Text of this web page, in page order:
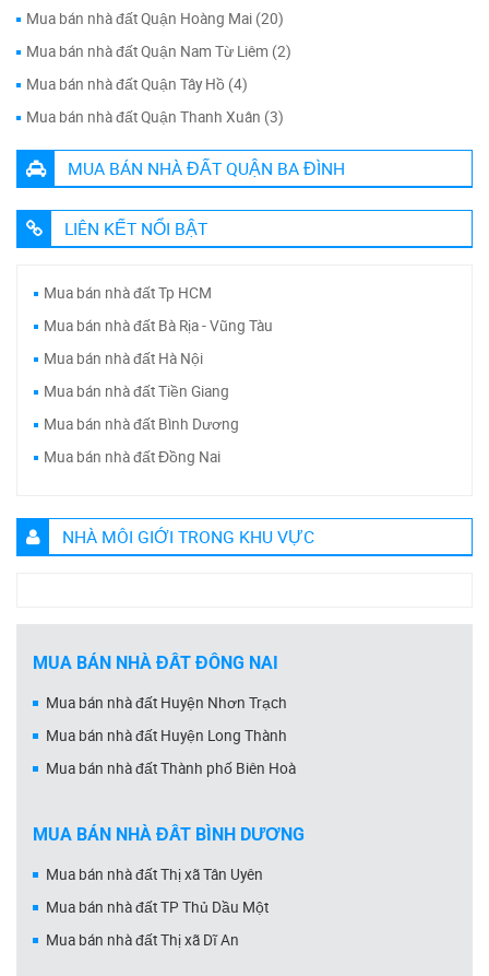
Mua bán nhà đất Quận Hoàng Mai (20)
Mua bán nhà đất Quận Nam Từ Liêm (2)
Mua bán nhà đất Quận Tây Hồ (4)
Mua bán nhà đất Quận Thanh Xuân (3)
MUA BÁN NHÀ ĐẤT QUẬN BA ĐÌNH
LIÊN KẾT NỔI BẬT
Mua bán nhà đất Tp HCM
Mua bán nhà đất Bà Rịa - Vũng Tàu
Mua bán nhà đất Hà Nội
Mua bán nhà đất Tiền Giang
Mua bán nhà đất Bình Dương
Mua bán nhà đất Đồng Nai
NHÀ MÔI GIỚI TRONG KHU VỰC
MUA BÁN NHÀ ĐẤT ĐỒNG NAI
Mua bán nhà đất Huyện Nhơn Trạch
Mua bán nhà đất Huyện Long Thành
Mua bán nhà đất Thành phố Biên Hoà
MUA BÁN NHÀ ĐẤT BÌNH DƯƠNG
Mua bán nhà đất Thị xã Tân Uyên
Mua bán nhà đất TP Thủ Dầu Một
Mua bán nhà đất Thị xã Dĩ An